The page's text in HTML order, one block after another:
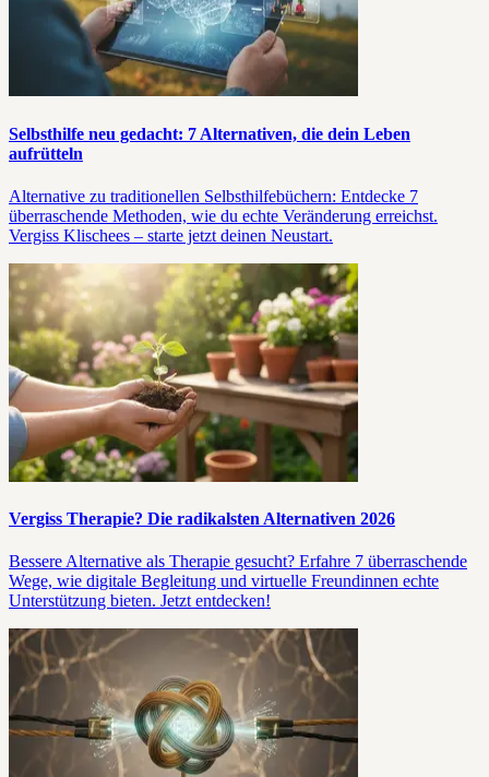
Selbsthilfe neu gedacht: 7 Alternativen, die dein Leben
aufrütteln
Alternative zu traditionellen Selbsthilfebüchern: Entdecke 7
überraschende Methoden, wie du echte Veränderung erreichst.
Vergiss Klischees – starte jetzt deinen Neustart.
Vergiss Therapie? Die radikalsten Alternativen 2026
Bessere Alternative als Therapie gesucht? Erfahre 7 überraschende
Wege, wie digitale Begleitung und virtuelle Freundinnen echte
Unterstützung bieten. Jetzt entdecken!